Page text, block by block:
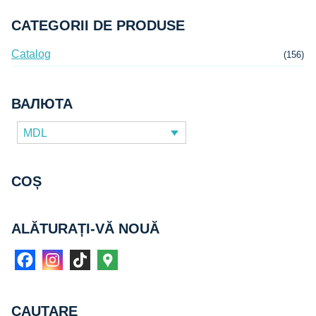
CATEGORII DE PRODUSE
Catalog (156)
ВАЛЮТА
MDL
COȘ
ALĂTURAȚI-VĂ NOUĂ
CAUTARE